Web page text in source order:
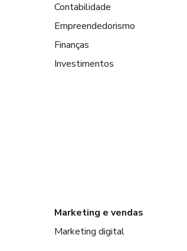
Contabilidade
Empreendedorismo
Finanças
Investimentos
Marketing e vendas
Marketing digital